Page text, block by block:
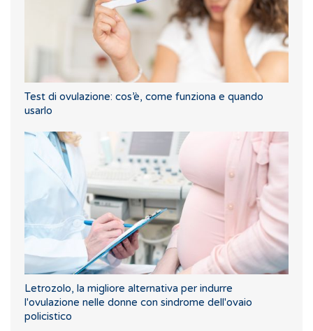
Test di ovulazione: cos’è, come funziona e quando
usarlo
Letrozolo, la migliore alternativa per indurre
l'ovulazione nelle donne con sindrome dell'ovaio
policistico